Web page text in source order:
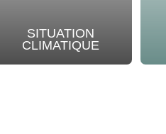
SITUATION
CLIMATIQUE